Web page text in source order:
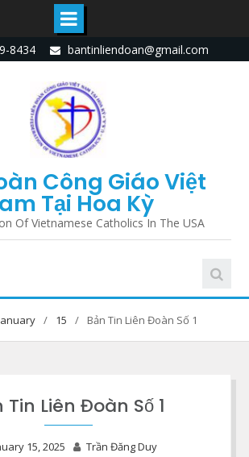
8434 bantinliendoan@gmail.com
Công Giáo Việt
Tại Hoa Kỳ
Of Vietnamese Catholics In The USA
15 Bản Tin Liên Đoàn Số 1
Tin Liên Đoàn Số 1
15, 2025 Trần Đăng Duy